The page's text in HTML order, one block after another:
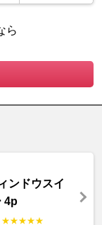
ら
ンドウスイ
4p
★★★★★